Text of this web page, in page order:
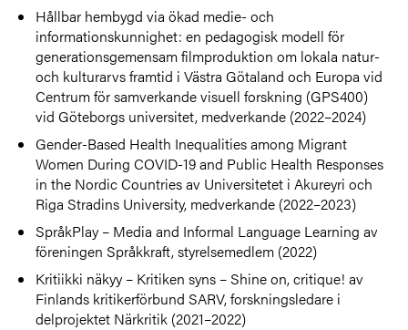
Hållbar hembygd via ökad medie- och
informationskunnighet: en pedagogisk modell för
generationsgemensam filmproduktion om lokala natur-
och kulturarvs framtid i Västra Götaland och Europa vid
Centrum för samverkande visuell forskning (GPS400)
vid Göteborgs universitet, medverkande (2022–2024)
Gender-Based Health Inequalities among Migrant
Women During COVID-19 and Public Health Responses
in the Nordic Countries av Universitetet i Akureyri och
Riga Stradins University, medverkande (2022–2023)
SpråkPlay – Media and Informal Language Learning av
föreningen Språkkraft, styrelsemedlem (2022)
Kritiikki näkyy – Kritiken syns – Shine on, critique! av
Finlands kritikerförbund SARV, forskningsledare i
delprojektet Närkritik (2021–2022)